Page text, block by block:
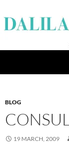
to
content
BLOG
19 MARCH, 2009